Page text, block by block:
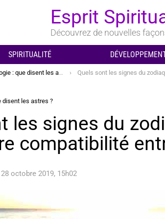
Esprit
Découvrez de nouvelles
SPIRITUALITÉ
: que disent les astres ? Quels sont les signes du zodiaque qui ont la meilleure
disent les astres ?
les signes du
compatibilité
28 octobre 2019, 15h02